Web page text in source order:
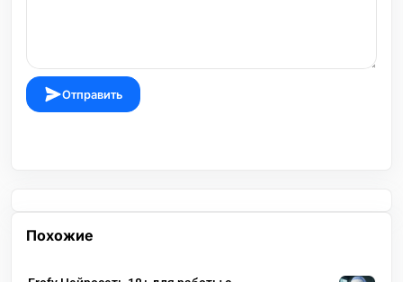
Отправить
Похожие